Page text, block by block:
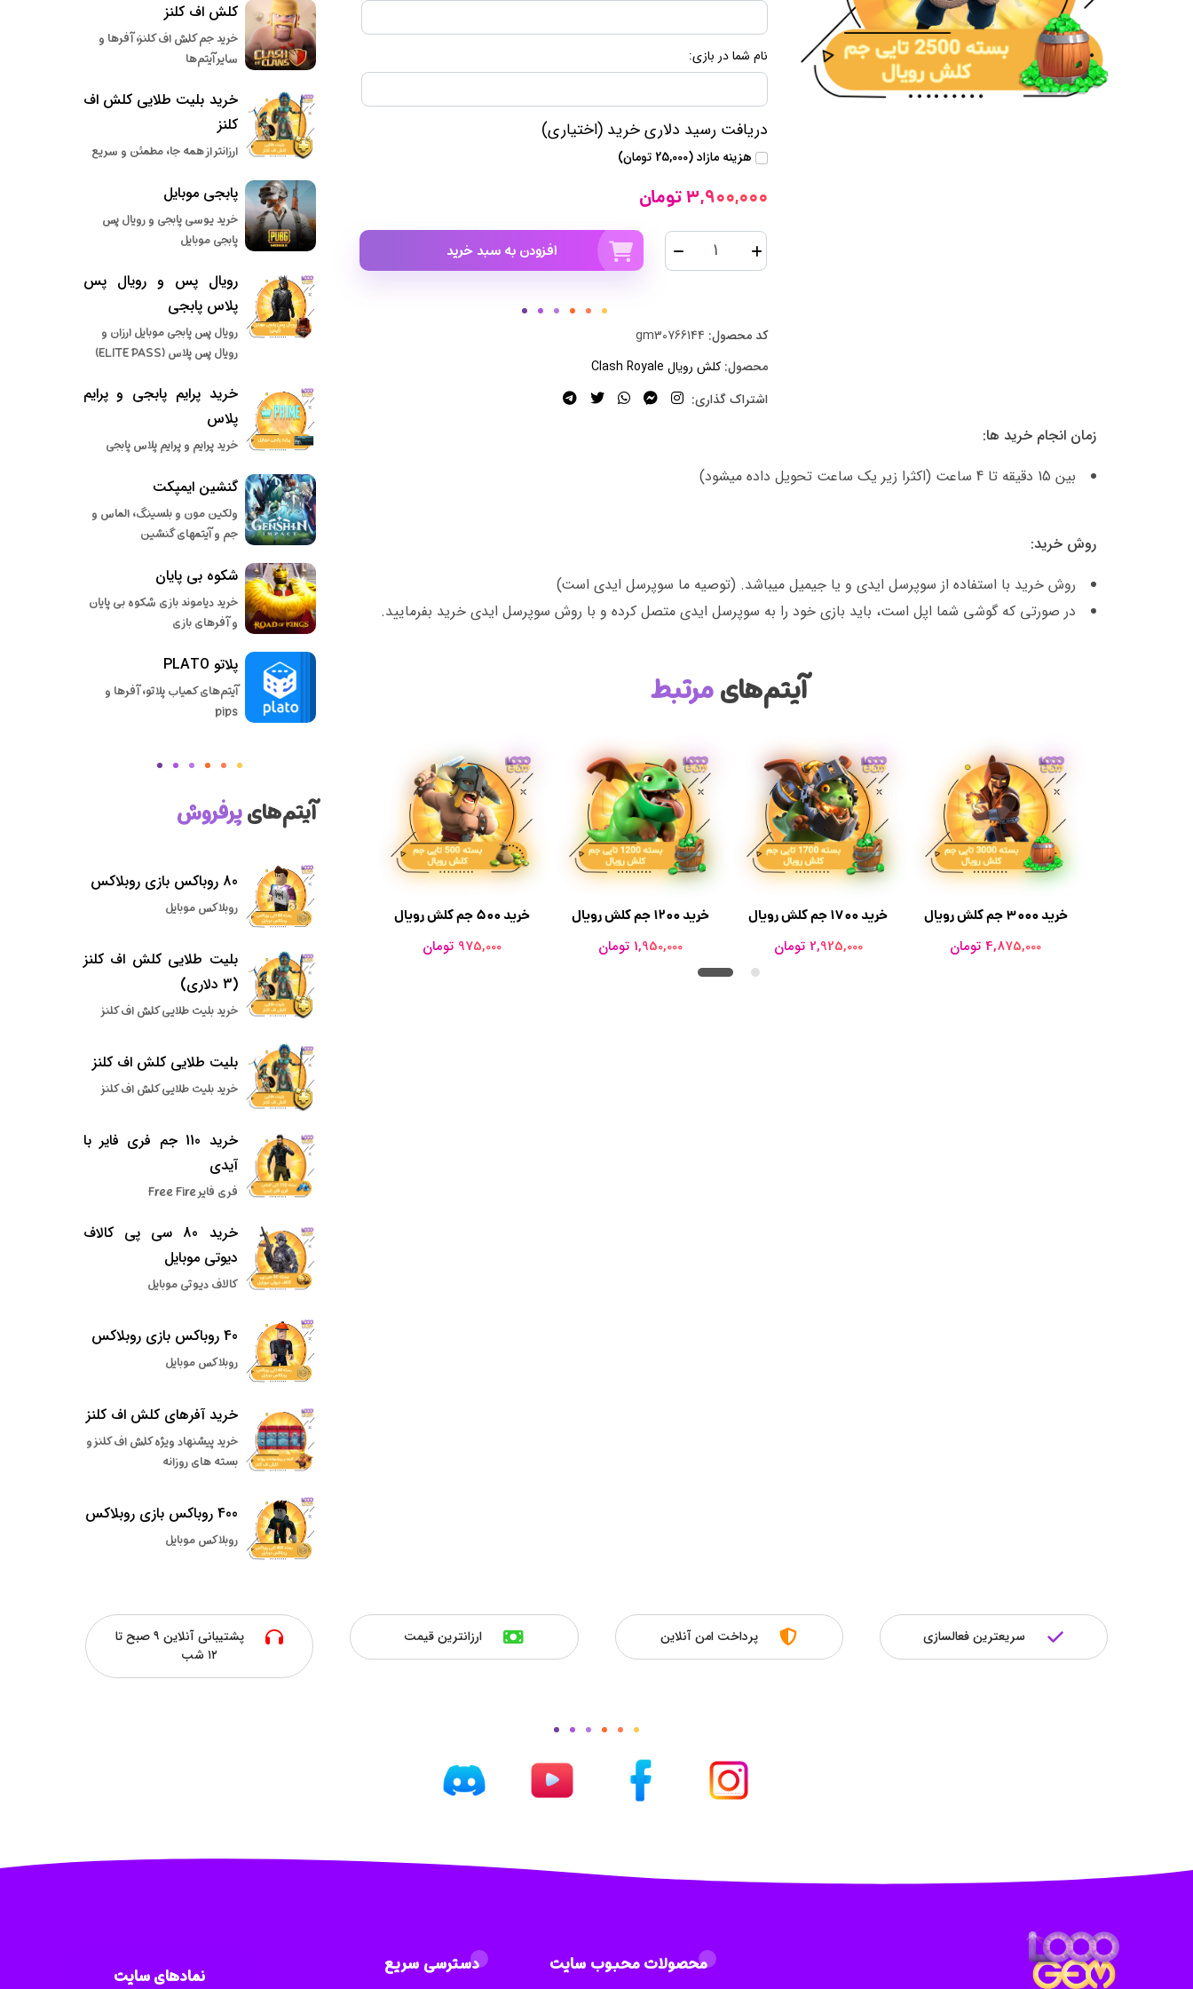
نام شما در بازی:
دریافت رسید دلاری خرید (اختیاری)
هزینه مازاد (25,000 تومان)
3,900,000 تومان
افزودن به سبد خرید
کد محصول:
محصول: کلش رویال Clash Royale
اشتراک گذاری:
زمان انجام خرید ها:
بین 15 دقیقه تا 4 ساعت (اکثرا زیر یک ساعت تحویل داده میشود)
روش خرید:
روش خرید با استفاده از سوپرسل ایدی و یا جیمیل میباشد. (توصیه ما سوپرسل ایدی است)
در صورتی که گوشی شما اپل است، باید بازی خود را به سوپرسل ایدی متصل کرده و با روش سوپرسل ایدی خرید بفرمایید.
آیتم‌هایمرتبط
خرید ۵۰۰ جم کلش رویال
975,000 تومان
خرید 1200 جم کلش رویال
1,950,000 تومان
خرید 1700 جم کلش رویال
2,925,000 تومان
خرید 3000 جم کلش رویال
4,875,000 تومان
کلش اف کلنز
خرید جم کلش اف کلنز، آفرها و
سایر آیتم‌ها
خرید بلیت طلایی کلش اف
کلنز
ارزانتر از همه جا، مطمئن و سریع
پابجی موبایل
خرید یوسی پابجی و رویال پس
پابجی موبایل
رویال پس و رویال پس
پلاس پابجی
رویال پس پابجی موبایل ارزان و
رویال پس پلاس (ELITE PASS)
خرید پرایم پابجی و پرایم
پلاس
خرید پرایم و پرایم پلاس پابجی
گنشین ایمپکت
ولکین مون و بلسینگ، الماس و
جم و آیتمهای گنشین
شکوه بی پایان
خرید دیاموند بازی شکوه بی پایان
و آفرهای بازی
پلاتو PLATO
آیتم‌های کمیاب پلاتو، آفرها و
pips
آیتم‌هایپرفروش
80 روباکس بازی روبلاکس
روبلاکس موبایل
بلیت طلایی کلش اف کلنز
(3 دلاری)
خرید بلیت طلایی کلش اف کلنز
بلیت طلایی کلش اف کلنز
خرید بلیت طلایی کلش اف کلنز
خرید 110 جم فری فایر با
آیدی
فری فایر Free Fire
خرید 80 سی پی کالاف
دیوتی موبایل
کالاف دیوتی موبایل
40 روباکس بازی روبلاکس
روبلاکس موبایل
خرید آفرهای کلش اف کلنز
خرید پیشنهاد ویژه کلش اف کلنز و
بسته های روزانه
400 روباکس بازی روبلاکس
روبلاکس موبایل
سریعترین فعالسازی پرداخت امن آنلاین ارزانترین قیمت
پشتیبانی آنلاین ۹ صبح تا
۱۲ شب
محصولات محبوب سایت دسترسی سریع نمادهای سایت